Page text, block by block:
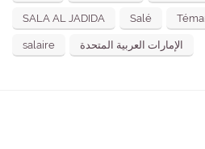
SALA AL JADIDA Salé
salaire الإمارات العربية المتحدة